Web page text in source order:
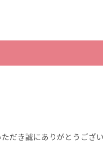
だき誠にありがとうござい